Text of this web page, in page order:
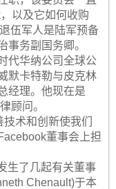
以及它如何收购
伍军人是陆军预备
事务副国务卿。
代华纳公司全球公
默卡特勒与皮克林
经理。他现在是
顾问。
术和创新使我们
董事会上担
生了几起有关董事
Chenault)于本